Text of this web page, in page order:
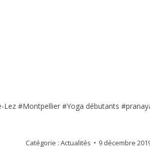
#Montpellier #Yoga débutants
Catégorie : Actualités
9 décembre